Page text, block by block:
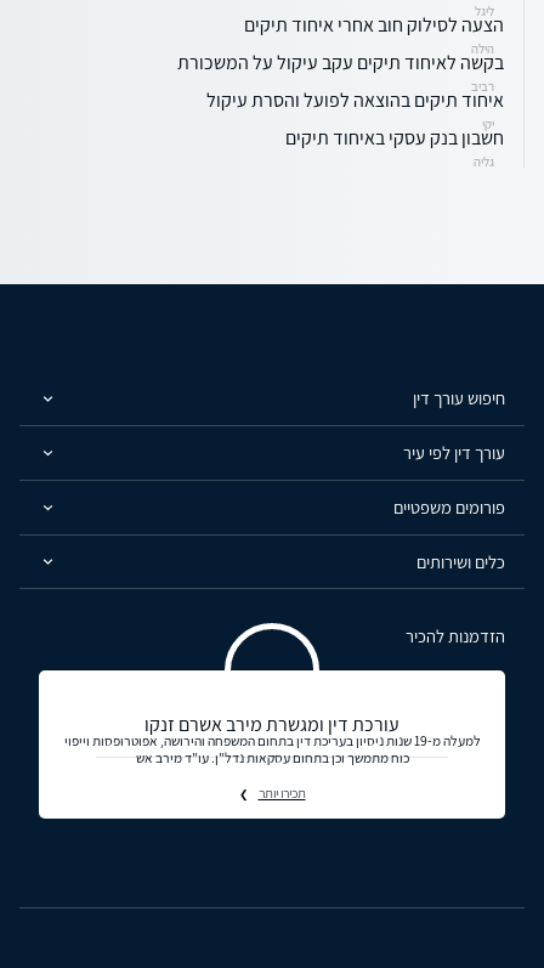
ליגל
הצעה לסילוק חוב אחרי איחוד תיקים
הילה
בקשה לאיחוד תיקים עקב עיקול על המשכורת
רביב
איחוד תיקים בהוצאה לפועל והסרת עיקול
יקי
חשבון בנק עסקי באיחוד תיקים
גליה
חיפוש עורך דין
עורך דין לפי עיר
פורומים משפטיים
כלים ושירותים
הזדמנות להכיר
עורכת דין ומגשרת מירב אשרם זנקו
למעלה מ-19 שנות ניסיון בעריכת דין בתחום המשפחה והירושה, אפוטרופסות וייפוי
כוח מתמשך וכן בתחום עסקאות נדל"ן. עו"ד מירב אש
תכירו יותר